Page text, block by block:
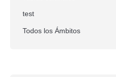
test
Todos los Ámbitos